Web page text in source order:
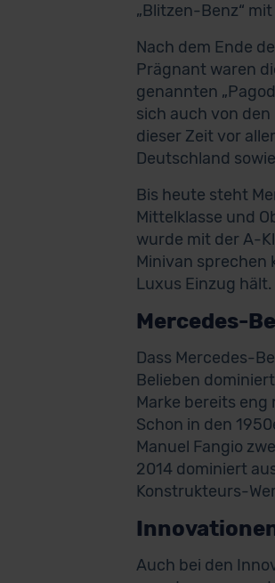
„Blitzen-Benz“
Nach dem Ende
Prägnant waren
genannten
sich auch von
dieser Zeit vor
Deutschland
Bis heute steht
Mittelklasse und
wurde mit der A-
Minivan sprechen
Luxus Einzug hält.
Mercedes-
Dass Mercedes-
Belieben
Marke bereits
Schon in den
Manuel Fangio
2014 dominiert
Konstrukteurs-
Auch bei den